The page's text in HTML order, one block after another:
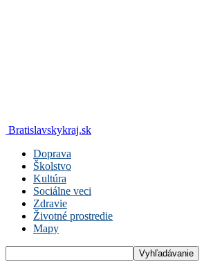
Bratislavskykraj.sk
Doprava
Školstvo
Kultúra
Sociálne veci
Zdravie
Životné prostredie
Mapy